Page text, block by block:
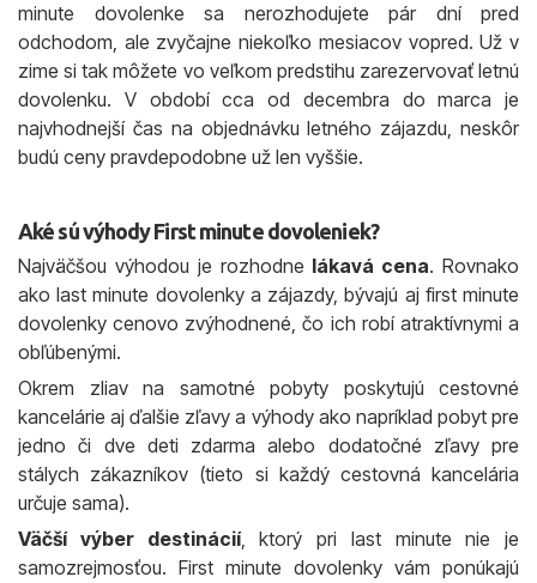
minute dovolenke sa nerozhodujete pár dní pred
odchodom, ale zvyčajne niekoľko mesiacov vopred. Už v
zime si tak môžete vo veľkom predstihu zarezervovať letnú
dovolenku. V období cca od decembra do marca je
najvhodnejší čas na objednávku letného zájazdu, neskôr
budú ceny pravdepodobne už len vyššie.
Aké sú výhody First minute dovoleniek?
Najväčšou výhodou je rozhodne lákavá cena. Rovnako
ako last minute dovolenky a zájazdy, bývajú aj first minute
dovolenky cenovo zvýhodnené, čo ich robí atraktívnymi a
obľúbenými.
Okrem zliav na samotné pobyty poskytujú cestovné
kancelárie aj ďalšie zľavy a výhody ako napríklad pobyt pre
jedno či dve deti zdarma alebo dodatočné zľavy pre
stálych zákazníkov (tieto si každý cestovná kancelária
určuje sama).
Väčší výber destinácií, ktorý pri last minute nie je
samozrejmosťou. First minute dovolenky vám ponúkajú